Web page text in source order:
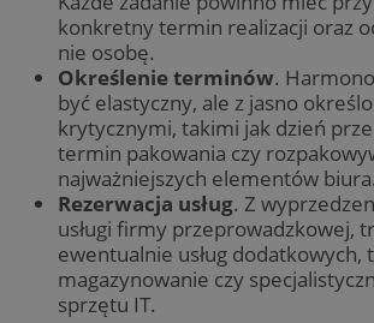
konkretny termin realizacji oraz
nie osobę.
Określenie terminów.
być elastyczny, ale z jasno
krytycznymi, takimi jak dzień
termin pakowania czy
najważniejszych elementów biura.
Rezerwacja usług. Z
usługi firmy przeprowadzkowej,
ewentualnie usług dodatkowych,
magazynowanie czy
sprzętu IT.